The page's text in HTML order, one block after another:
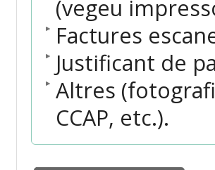
(vegeu
Factures
Justificant de
Altres
CCAP, etc.).